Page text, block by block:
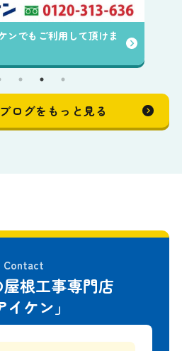
ンでもご利用して頂けま
ログをもっと見る
Contact
根工事専門店
イケン」